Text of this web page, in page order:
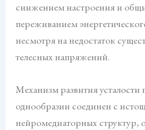
снижением настроения и
переживанием
несмотря на недостаток
телесных напряжений.
Механизм развития усталости
однообразии соединен с
нейромедиаторных структур,